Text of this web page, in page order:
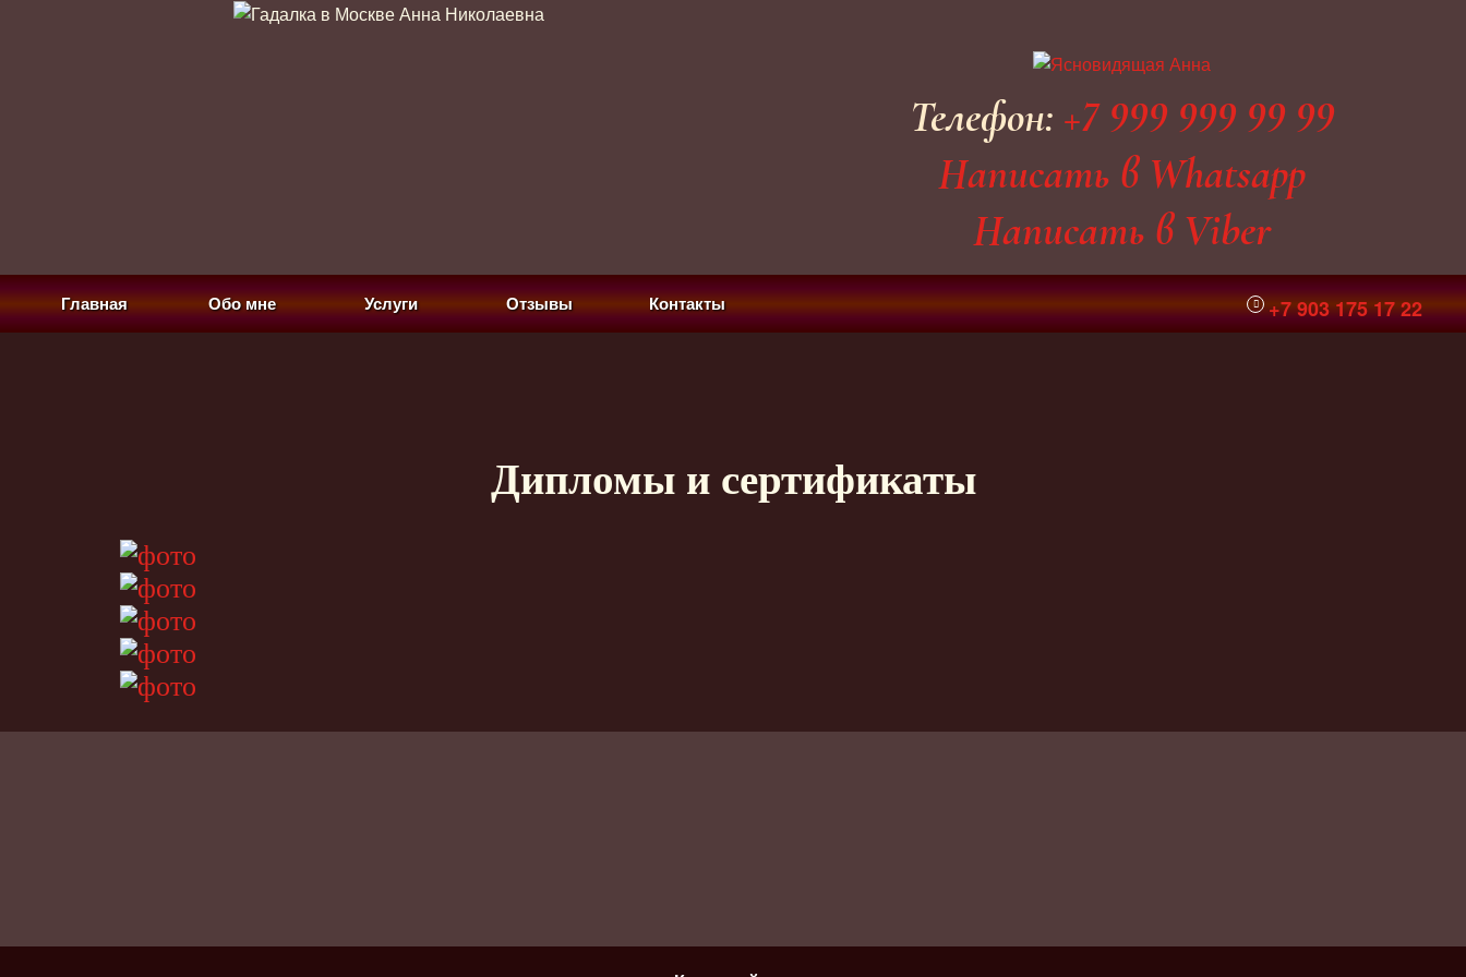
Телефон: +7 999 999 99 99
Написать в Whatsapp
Написать в Viber
Главная Обо мне Услуги Отзывы Контакты +7 903 175 17 22
Дипломы и сертификаты